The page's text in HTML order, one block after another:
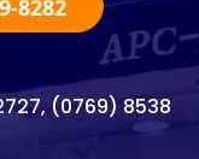
8282
(0769) 8538